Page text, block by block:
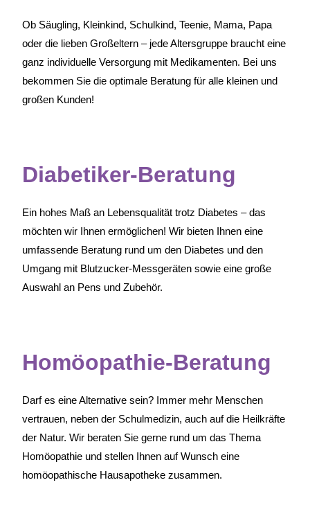
Ob Säugling, Kleinkind, Schulkind, Teenie, Mama, Papa
oder die lieben Großeltern – jede Altersgruppe braucht eine
ganz individuelle Versorgung mit Medikamenten. Bei uns
bekommen Sie die optimale Beratung für alle kleinen und
großen Kunden!
Diabetiker-Beratung
Ein hohes Maß an Lebensqualität trotz Diabetes – das
möchten wir Ihnen ermöglichen! Wir bieten Ihnen eine
umfassende Beratung rund um den Diabetes und den
Umgang mit Blutzucker-Messgeräten sowie eine große
Auswahl an Pens und Zubehör.
Homöopathie-Beratung
Darf es eine Alternative sein? Immer mehr Menschen
vertrauen, neben der Schulmedizin, auch auf die Heilkräfte
der Natur. Wir beraten Sie gerne rund um das Thema
Homöopathie und stellen Ihnen auf Wunsch eine
homöopathische Hausapotheke zusammen.